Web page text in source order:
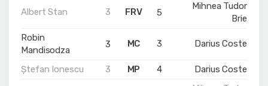
Albert Stan 3 FRV 5
Mihnea Tudor
Brie
Robin
Mandisodza
3 MC 3 Darius Coste
Ștefan Ionescu 3 MP 4
Darius Coste